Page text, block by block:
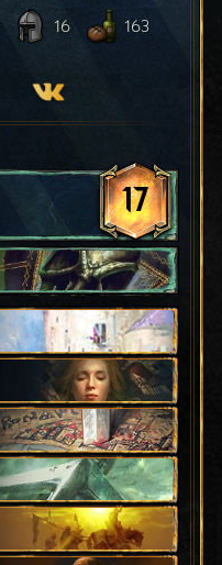
16 163
17